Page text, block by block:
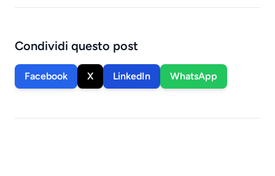
Condividi questo post
Facebook X LinkedIn WhatsApp